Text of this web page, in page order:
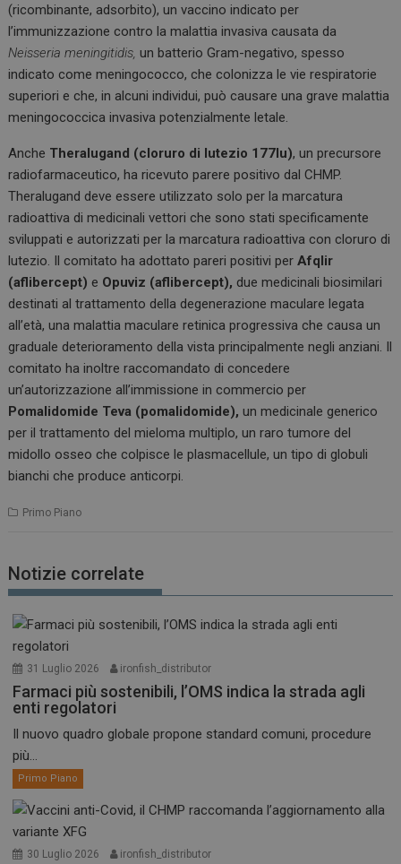
(ricombinante, adsorbito), un vaccino indicato per
l’immunizzazione contro la malattia invasiva causata da
Neisseria meningitidis, un batterio Gram-negativo, spesso
indicato come meningococco, che colonizza le vie respiratorie
superiori e che, in alcuni individui, può causare una grave malattia
meningococcica invasiva potenzialmente letale.
Anche Theralugand (cloruro di lutezio 177lu), un precursore
radiofarmaceutico, ha ricevuto parere positivo dal CHMP.
Theralugand deve essere utilizzato solo per la marcatura
radioattiva di medicinali vettori che sono stati specificamente
sviluppati e autorizzati per la marcatura radioattiva con cloruro di
lutezio. Il comitato ha adottato pareri positivi perAfqlir
(aflibercept) e Opuviz (aflibercept), due medicinali biosimilari
destinati al trattamento della degenerazione maculare legata
all’età, una malattia maculare retinica progressiva che causa un
graduale deterioramento della vista principalmente negli anziani. Il
comitato ha inoltre raccomandato di concedere
un’autorizzazione all’immissione in commercio per
Pomalidomide Teva (pomalidomide), un medicinale generico
per il trattamento del mieloma multiplo, un raro tumore del
midollo osseo che colpisce le plasmacellule, un tipo di globuli
bianchi che produce anticorpi.
Primo Piano
Notizie correlate
31 Luglio 2026 ironfish_distributor
Farmaci più sostenibili, l’OMS indica la strada agli
enti regolatori
Il nuovo quadro globale propone standard comuni, procedure
più...
Primo Piano
30 Luglio 2026 ironfish_distributor